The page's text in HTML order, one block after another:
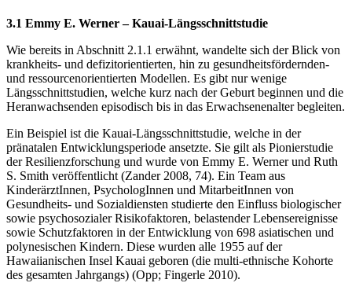
3.1 Emmy E. Werner – Kauai-Längsschnittstudie
Wie bereits in Abschnitt 2.1.1 erwähnt, wandelte sich der Blick von
krankheits- und defizitorientierten, hin zu gesundheitsfördernden-
und ressourcenorientierten Modellen. Es gibt nur wenige
Längsschnittstudien, welche kurz nach der Geburt beginnen und die
Heranwachsenden episodisch bis in das Erwachsenenalter begleiten.
Ein Beispiel ist die Kauai-Längsschnittstudie, welche in der
pränatalen Entwicklungsperiode ansetzte. Sie gilt als Pionierstudie
der Resilienzforschung und wurde von Emmy E. Werner und Ruth
S. Smith veröffentlicht (Zander 2008, 74). Ein Team aus
KinderärztInnen, PsychologInnen und MitarbeitInnen von
Gesundheits- und Sozialdiensten studierte den Einfluss biologischer
sowie psychosozialer Risikofaktoren, belastender Lebensereignisse
sowie Schutzfaktoren in der Entwicklung von 698 asiatischen und
polynesischen Kindern. Diese wurden alle 1955 auf der
Hawaiianischen Insel Kauai geboren (die multi-ethnische Kohorte
des gesamten Jahrgangs) (Opp; Fingerle 2010).